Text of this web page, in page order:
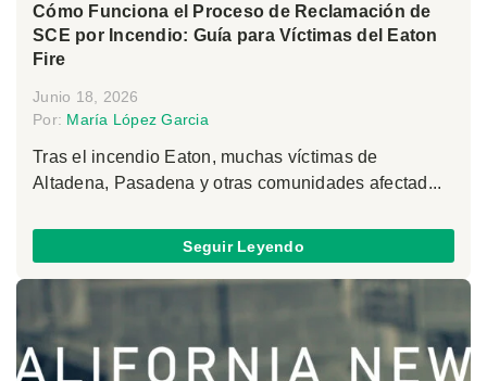
Cómo Funciona el Proceso de Reclamación de
SCE por Incendio: Guía para Víctimas del Eaton
Fire
Junio 18, 2026
Por: María López Garcia
Tras el incendio Eaton, muchas víctimas de
Altadena, Pasadena y otras comunidades afectad...
Seguir Leyendo